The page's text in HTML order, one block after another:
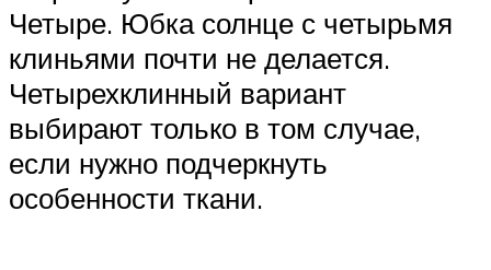
Четыре. Юбка солнце с четырьмя
клиньями почти не делается.
Четырехклинный вариант
выбирают только в том случае,
если нужно подчеркнуть
особенности ткани.